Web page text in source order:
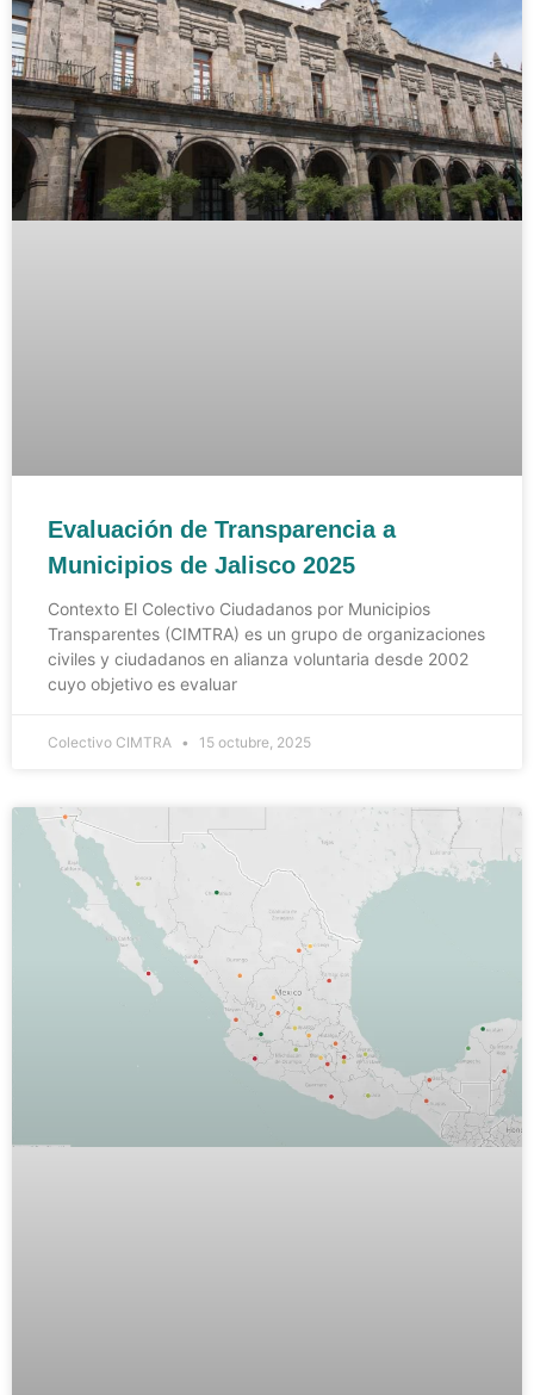
Evaluación de Transparencia a
Municipios de Jalisco 2025
Contexto El Colectivo Ciudadanos por Municipios
Transparentes (CIMTRA) es un grupo de organizaciones
civiles y ciudadanos en alianza voluntaria desde 2002
cuyo objetivo es evaluar
Colectivo CIMTRA 15 octubre, 2025